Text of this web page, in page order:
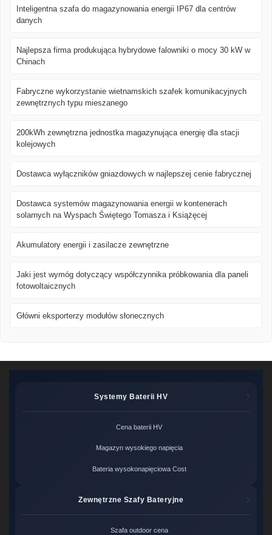
Inteligentna szafa do magazynowania energii IP67 dla centrów
danych
Najlepsza firma produkująca hybrydowe falowniki o mocy 30 kW w
Chinach
Fabryczne wykorzystanie wietnamskich szafek komunikacyjnych
zewnętrznych typu mieszanego
200kWh zewnętrzna jednostka magazynująca energię dla stacji
kolejowych
Dostawca wyłączników gniazdowych w najlepszej cenie fabrycznej
Dostawca systemów magazynowania energii w kontenerach
solarnych na Wyspach Świętego Tomasza i Książęcej
Akumulatory energii i zasilacze zewnętrzne
Jaki jest wymóg dotyczący współczynnika próbkowania dla paneli
fotowoltaicznych
Główni eksporterzy modułów słonecznych
Systemy Baterii HV
Cena baterii HV
Magazyn wysokiego napięcia
Bateria wysokonapięciowa Cost
Zewnętrzne Szafy Bateryjne
Szafa outdoor cena